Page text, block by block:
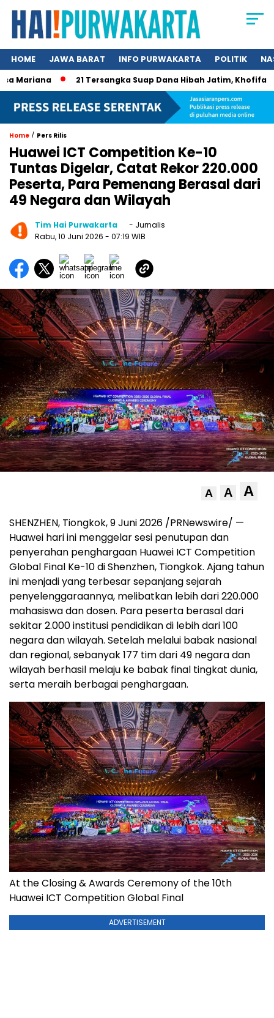
HOME JAWA BARAT INFO PURWAKARTA POLITIK
21 Tersangka Suap Dana Hibah Jatim, Khofifah Kini
Home / Pers Rilis
Huawei ICT Competition Ke-10
Tuntas Digelar, Catat Rekor 220.000
Peserta, Para Pemenang Berasal dari
49 Negara dan Wilayah
Tim Hai Purwakarta
- Jurnalis
Rabu, 10 Juni 2026 - 07:19 WIB
A A A
SHENZHEN, Tiongkok, 9 Juni 2026 /PRNewswire/ —
Huawei hari ini menggelar sesi penutupan dan
penyerahan penghargaan Huawei ICT Competition
Global Final Ke-10 di Shenzhen, Tiongkok. Ajang tahun
ini menjadi yang terbesar sepanjang sejarah
penyelenggaraannya, melibatkan lebih dari 220.000
mahasiswa dan dosen. Para peserta berasal dari
sekitar 2.000 institusi pendidikan di lebih dari 100
negara dan wilayah. Setelah melalui babak nasional
dan regional, sebanyak 177 tim dari 49 negara dan
wilayah berhasil melaju ke babak final tingkat dunia,
serta meraih berbagai penghargaan.
At the Closing & Awards Ceremony of the 10th
Huawei ICT Competition Global Final
ADVERTISEMENT